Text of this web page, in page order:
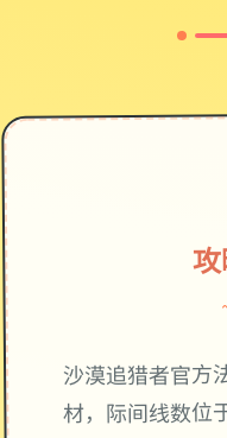
沙漠追猎者官方
材，际间线数位